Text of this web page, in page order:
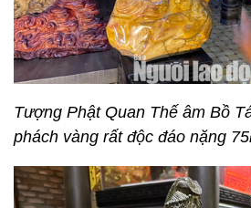
Tượng Phật Quan Thế âm Bồ
phách vàng rất độc đáo nặng